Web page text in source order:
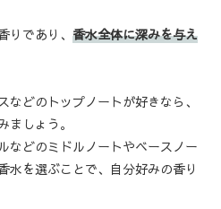
であり、 香水全体に深みを与え
どのトップノートが好きなら、
しょう。
などのミドルノートやベースノー
水を選ぶことで、自分好みの香り